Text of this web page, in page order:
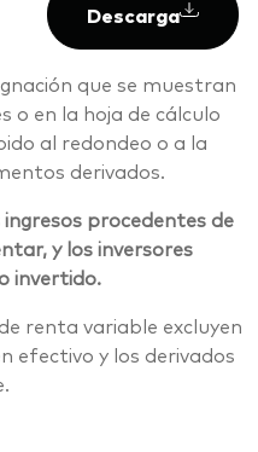
Descarga
que se muestran
o en la hoja de cálculo
al redondeo o a la
derivados.
ingresos procedentes de
y los inversores
invertido.
renta variable excluyen
efectivo y los derivados